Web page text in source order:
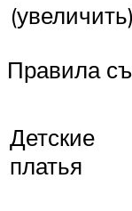
(увеличить)
Правила
Детские
платья